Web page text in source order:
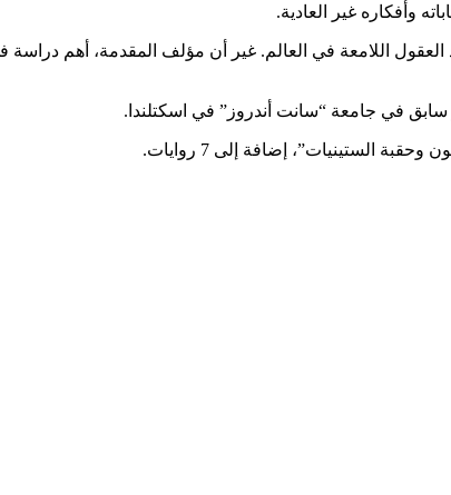
وأفكاره غير العادية.
يصنف كأحد العقول اللامعة في العالم. غير أن مؤلف المقدمة، أهم
في جامعة “سانت أندروز” في اسكتلندا.
إضافة إلى 7 روايات.